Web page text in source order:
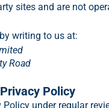
sites and are not
writing to us at:
Road
Policy
Policy under regular